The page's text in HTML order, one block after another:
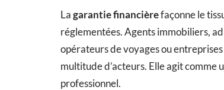
Lagarantie financièrefaçonne le
réglementées. Agents immobiliers,
opérateurs de voyages ou
multitude d’acteurs. Elle agit comme
professionnel.